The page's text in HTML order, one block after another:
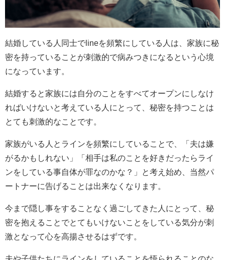
結婚している人同士でlineを頻繁にしている人は、家族に秘
密を持っていることが刺激的で病みつきになるという心境
になっています。
結婚すると家族には自分のことをすべてオープンにしなけ
ればいけないと考えている人にとって、秘密を持つことは
とても刺激的なことです。
家族がいる人とラインを頻繁にしていることで、「夫は嫌
がるかもしれない」「相手は私のことを好きだったらライ
ンをしている事自体が罪なのかな？」と考え始め、当然パ
ートナーに告げることは出来なくなります。
今まで隠し事をすることなく過ごしてきた人にとって、秘
密を抱えることでとてもいけないことをしている気分が刺
激となって心を高揚させるはずです。
夫や子供たちにラインをしていることを悟られることのな